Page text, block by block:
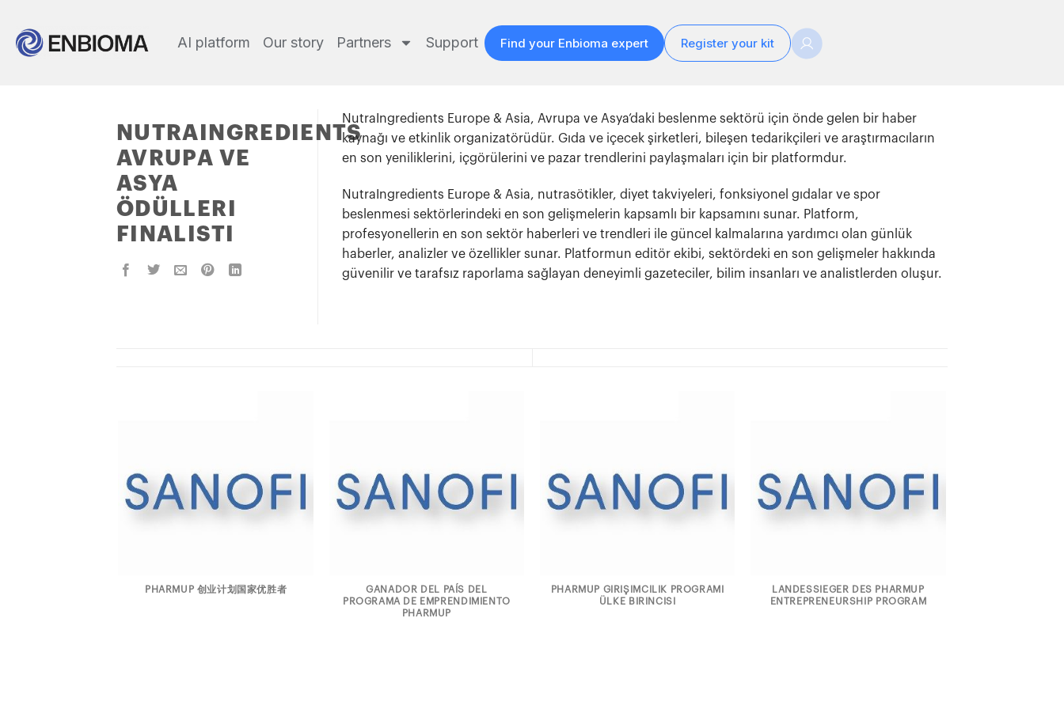
AI platform Our story Partners Support Find your Enbioma expert Register your kit
NUTRAINGREDIENTS
AVRUPA VE
ASYA
ÖDÜLLERI
FINALISTI
NutraIngredients Europe & Asia, Avrupa ve Asya’daki beslenme sektörü için önde gelen bir haber
kaynağı ve etkinlik organizatörüdür. Gıda ve içecek şirketleri, bileşen tedarikçileri ve araştırmacıların
en son yeniliklerini, içgörülerini ve pazar trendlerini paylaşmaları için bir platformdur.
NutraIngredients Europe & Asia, nutrasötikler, diyet takviyeleri, fonksiyonel gıdalar ve spor
beslenmesi sektörlerindeki en son gelişmelerin kapsamlı bir kapsamını sunar. Platform,
profesyonellerin en son sektör haberleri ve trendleri ile güncel kalmalarına yardımcı olan günlük
haberler, analizler ve özellikler sunar. Platformun editör ekibi, sektördeki en son gelişmeler hakkında
güvenilir ve tarafsız raporlama sağlayan deneyimli gazeteciler, bilim insanları ve analistlerden oluşur.
PHARMUP 创业计划国家优胜者
GANADOR DEL PAÍS DEL
PROGRAMA DE EMPRENDIMIENTO
PHARMUP
PHARMUP GIRIŞIMCILIK PROGRAMI
ÜLKE BIRINCISI
LANDESSIEGER DES PHARMUP
ENTREPRENEURSHIP PROGRAM